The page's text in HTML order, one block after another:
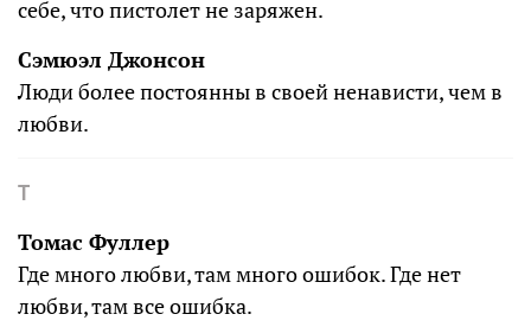
себе, что пистолет не заряжен.
Сэмюэл Джонсон
Люди более постоянны в своей ненависти, чем в
любви.
Т
Томас Фуллер
Где много любви, там много ошибок. Где нет
любви, там все ошибка.